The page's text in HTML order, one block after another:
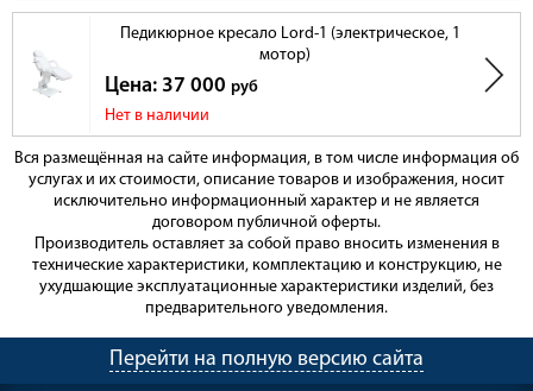
Педикюрное кресало Lord-1 (электрическое, 1
мотор)
Цена: 37 000 руб
Нет в наличии
Вся размещённая на сайте информация, в том числе информация об
услугах и их стоимости, описание товаров и изображения, носит
исключительно информационный характер и не является
договором публичной оферты.
Производитель оставляет за собой право вносить изменения в
технические характеристики, комплектацию и конструкцию, не
ухудшающие эксплуатационные характеристики изделий, без
предварительного уведомления.
Перейти на полную версию сайта